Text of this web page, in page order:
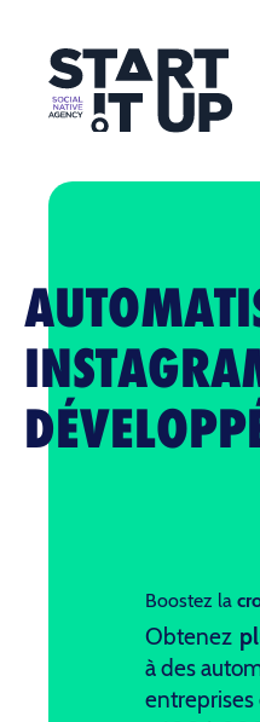
Boostez la
Obtenez
à des
entreprises